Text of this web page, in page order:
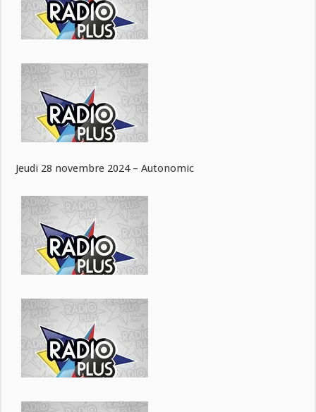
Jeudi 28 novembre 2024 – Autonomic